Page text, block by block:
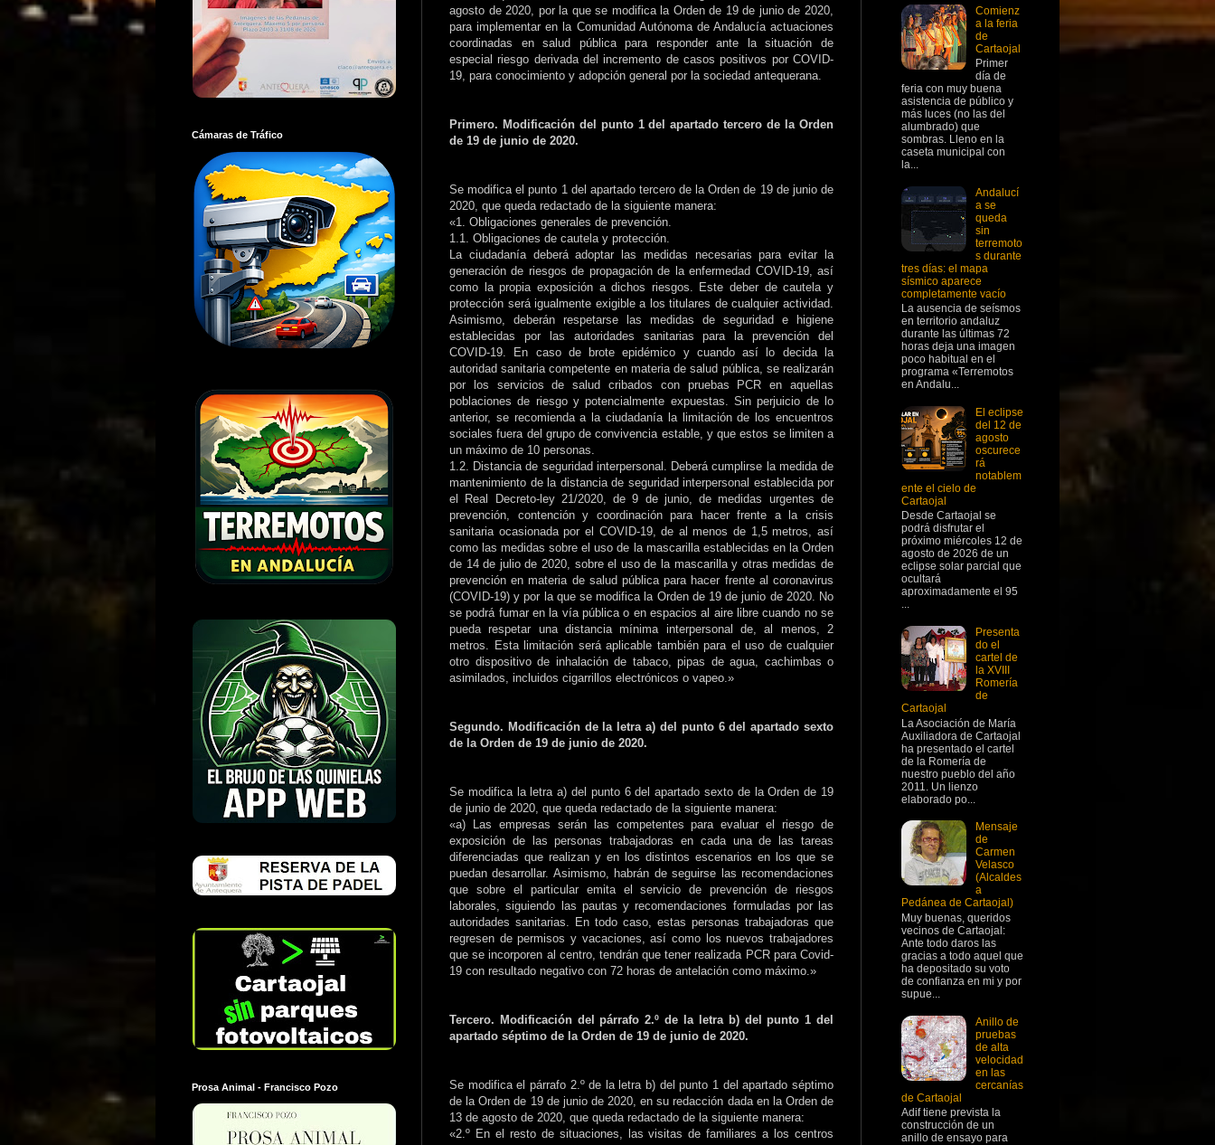
agosto de 2020, por la que se modifica la Orden de 19 de junio de 2020,
para implementar en la Comunidad Autónoma de Andalucía actuaciones
coordinadas en salud pública para responder ante la situación de
especial riesgo derivada del incremento de casos positivos por COVID-
19, para conocimiento y adopción general por la sociedad antequerana.
Primero. Modificación del punto 1 del apartado tercero de la Orden
de 19 de junio de 2020.
Se modifica el punto 1 del apartado tercero de la Orden de 19 de junio de
2020, que queda redactado de la siguiente manera:
«1. Obligaciones generales de prevención.
1.1. Obligaciones de cautela y protección.
La ciudadanía deberá adoptar las medidas necesarias para evitar la
generación de riesgos de propagación de la enfermedad COVID-19, así
como la propia exposición a dichos riesgos. Este deber de cautela y
protección será igualmente exigible a los titulares de cualquier actividad.
Asimismo, deberán respetarse las medidas de seguridad e higiene
establecidas por las autoridades sanitarias para la prevención del
COVID-19. En caso de brote epidémico y cuando así lo decida la
autoridad sanitaria competente en materia de salud pública, se realizarán
por los servicios de salud cribados con pruebas PCR en aquellas
poblaciones de riesgo y potencialmente expuestas. Sin perjuicio de lo
anterior, se recomienda a la ciudadanía la limitación de los encuentros
sociales fuera del grupo de convivencia estable, y que estos se limiten a
un máximo de 10 personas.
1.2. Distancia de seguridad interpersonal. Deberá cumplirse la medida de
mantenimiento de la distancia de seguridad interpersonal establecida por
el Real Decreto-ley 21/2020, de 9 de junio, de medidas urgentes de
prevención, contención y coordinación para hacer frente a la crisis
sanitaria ocasionada por el COVID-19, de al menos de 1,5 metros, así
como las medidas sobre el uso de la mascarilla establecidas en la Orden
de 14 de julio de 2020, sobre el uso de la mascarilla y otras medidas de
prevención en materia de salud pública para hacer frente al coronavirus
(COVID-19) y por la que se modifica la Orden de 19 de junio de 2020. No
se podrá fumar en la vía pública o en espacios al aire libre cuando no se
pueda respetar una distancia mínima interpersonal de, al menos, 2
metros. Esta limitación será aplicable también para el uso de cualquier
otro dispositivo de inhalación de tabaco, pipas de agua, cachimbas o
asimilados, incluidos cigarrillos electrónicos o vapeo.»
Segundo. Modificación de la letra a) del punto 6 del apartado sexto
de la Orden de 19 de junio de 2020.
Se modifica la letra a) del punto 6 del apartado sexto de la Orden de 19
de junio de 2020, que queda redactado de la siguiente manera:
«a) Las empresas serán las competentes para evaluar el riesgo de
exposición de las personas trabajadoras en cada una de las tareas
diferenciadas que realizan y en los distintos escenarios en los que se
puedan desarrollar. Asimismo, habrán de seguirse las recomendaciones
que sobre el particular emita el servicio de prevención de riesgos
laborales, siguiendo las pautas y recomendaciones formuladas por las
autoridades sanitarias. En todo caso, estas personas trabajadoras que
regresen de permisos y vacaciones, así como los nuevos trabajadores
que se incorporen al centro, tendrán que tener realizada PCR para Covid-
19 con resultado negativo con 72 horas de antelación como máximo.»
Tercero. Modificación del párrafo 2.º de la letra b) del punto 1 del
apartado séptimo de la Orden de 19 de junio de 2020.
Se modifica el párrafo 2.º de la letra b) del punto 1 del apartado séptimo
de la Orden de 19 de junio de 2020, en su redacción dada en la Orden de
13 de agosto de 2020, que queda redactado de la siguiente manera:
«2.º En el resto de situaciones, las visitas de familiares a los centros
Cámaras de Tráfico
Prosa Animal - Francisco Pozo
Comienz
a la feria
de
Cartaojal
Primer
día de
feria con muy buena
asistencia de público y
más luces (no las del
alumbrado) que
sombras. Lleno en la
caseta municipal con
la...
Andalucí
a se
queda
sin
terremoto
s durante
tres días: el mapa
sísmico aparece
completamente vacío
La ausencia de seísmos
en territorio andaluz
durante las últimas 72
horas deja una imagen
poco habitual en el
programa «Terremotos
en Andalu...
El eclipse
del 12 de
agosto
oscurece
rá
notablem
ente el cielo de
Cartaojal
Desde Cartaojal se
podrá disfrutar el
próximo miércoles 12 de
agosto de 2026 de un
eclipse solar parcial que
ocultará
aproximadamente el 95
...
Presenta
do el
cartel de
la XVIII
Romería
de
Cartaojal
La Asociación de María
Auxiliadora de Cartaojal
ha presentado el cartel
de la Romería de
nuestro pueblo del año
2011. Un lienzo
elaborado po...
Mensaje
de
Carmen
Velasco
(Alcaldes
a
Pedánea de Cartaojal)
Muy buenas, queridos
vecinos de Cartaojal:
Ante todo daros las
gracias a todo aquel que
ha depositado su voto
de confianza en mi y por
supue...
Anillo de
pruebas
de alta
velocidad
en las
cercanías
de Cartaojal
Adif tiene prevista la
construcción de un
anillo de ensayo para